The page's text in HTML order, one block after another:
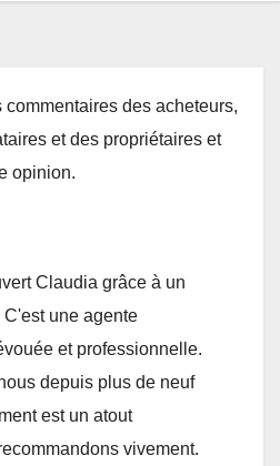
des acheteurs,
et des propriétaires et
opinion.
Claudia grâce à un
une agente
et professionnelle.
depuis plus de neuf
est un atout
vivement.